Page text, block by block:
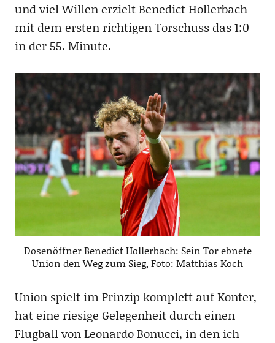
und viel Willen erzielt Benedict Hollerbach
mit dem ersten richtigen Torschuss das 1:0
in der 55. Minute.
Dosenöffner Benedict Hollerbach: Sein Tor ebnete
Union den Weg zum Sieg, Foto: Matthias Koch
Union spielt im Prinzip komplett auf Konter,
hat eine riesige Gelegenheit durch einen
Flugball von Leonardo Bonucci, in den ich